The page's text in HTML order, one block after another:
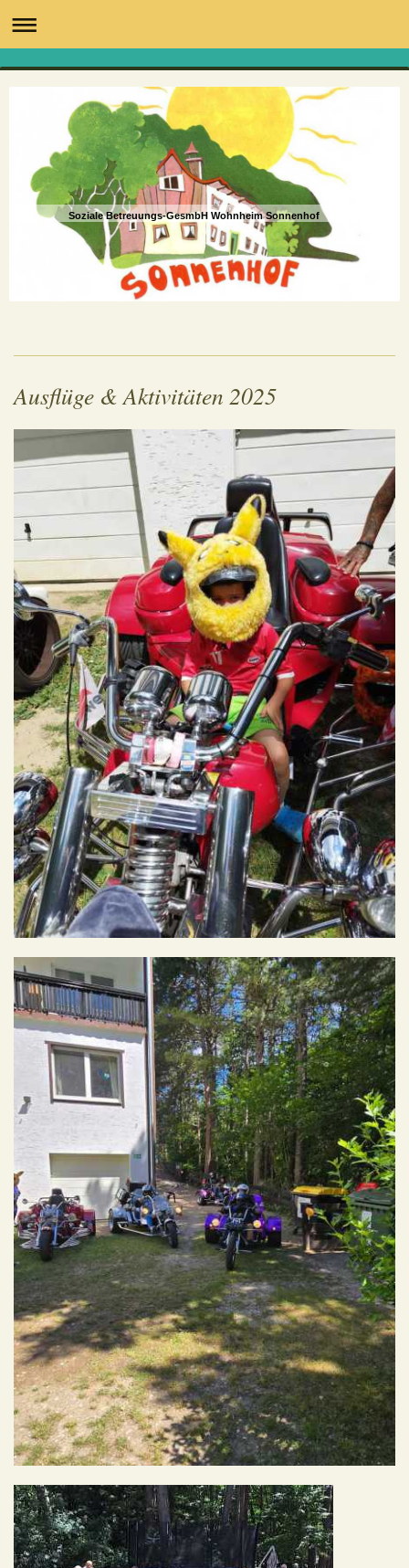
Soziale Betreuungs-GesmbH Wohnheim Sonnenhof
Ausflüge & Aktivitäten 2025